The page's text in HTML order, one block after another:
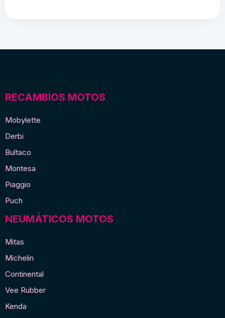
RECAMBIOS MOTOS
Mobylette
Derbi
Bultaco
Montesa
Piaggio
Puch
NEUMÁTICOS MOTOS
Mitas
Michelin
Continental
Vee Rubber
Kenda